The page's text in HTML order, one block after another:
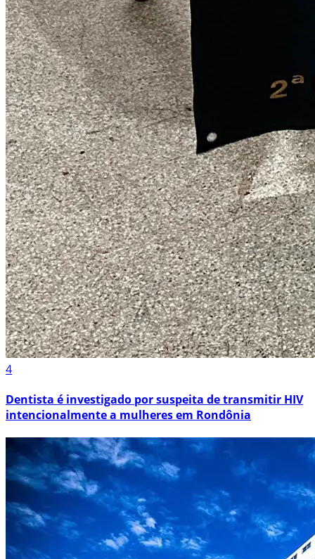
4
Dentista é investigado por suspeita de transmitir HIV
intencionalmente a mulheres em Rondônia